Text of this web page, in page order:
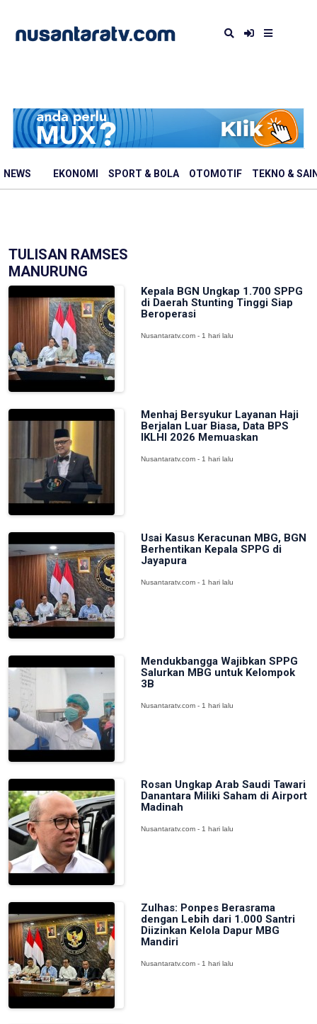
NEWS EKONOMI SPORT & BOLA OTOMOTIF TEKNO &
TULISAN RAMSES
MANURUNG
Kepala BGN Ungkap 1.700 SPPG
di Daerah Stunting Tinggi Siap
Beroperasi
Nusantaratv.com - 1 hari lalu
Menhaj Bersyukur Layanan Haji
Berjalan Luar Biasa, Data BPS
IKLHI 2026 Memuaskan
Nusantaratv.com - 1 hari lalu
Usai Kasus Keracunan MBG, BGN
Berhentikan Kepala SPPG di
Jayapura
Nusantaratv.com - 1 hari lalu
Mendukbangga Wajibkan SPPG
Salurkan MBG untuk Kelompok
3B
Nusantaratv.com - 1 hari lalu
Rosan Ungkap Arab Saudi Tawari
Danantara Miliki Saham di Airport
Madinah
Nusantaratv.com - 1 hari lalu
Zulhas: Ponpes Berasrama
dengan Lebih dari 1.000 Santri
Diizinkan Kelola Dapur MBG
Mandiri
Nusantaratv.com - 1 hari lalu